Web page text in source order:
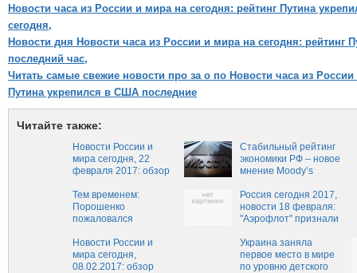
Новости часа из России и мира на сегодня: рейтинг Путина
сегодня,
Новости дня Новости часа из России и мира на сегодня: рейтинг
последний час,
Читать самые свежие новости про за о по Новости часа из
Путина укрепился в США последние
Читайте также:
Новости России и
мира сегодня, 22
февраля 2017: обзор
картина дня
22.02.2017
Стабильный рейтинг
экономики РФ – новое
мнение Moody’s
Тем временем:
Порошенко
пожаловался
нелюбовь Путина к
Украине
Россия сегодня 2017,
новости 18 февраля:
"Аэрофлот" признали
авиакомпанией
Новости России и
мира сегодня,
08.02.2017: обзор
Украина заняла
первое место в мире
по уровню детского